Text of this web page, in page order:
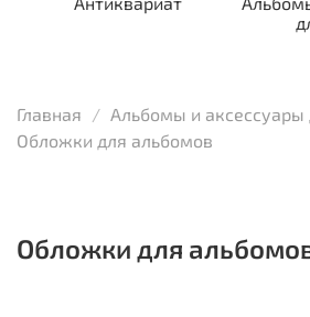
Главная Альбомы и аксессуары
Обложки для альбомов
Обложки для